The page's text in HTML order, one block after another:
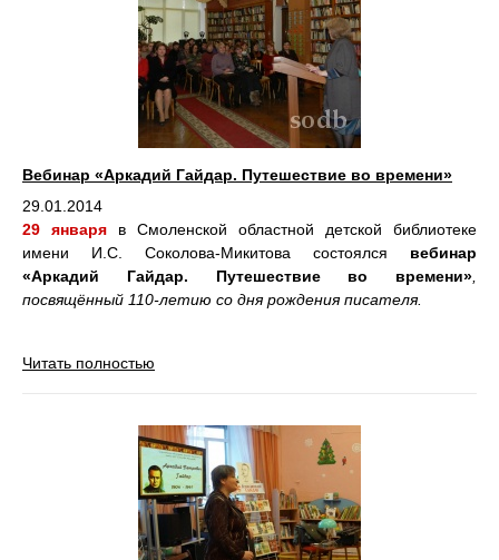
Вебинар «Аркадий Гайдар. Путешествие во времени»
29.01.2014
29 января в Смоленской областной детской библиотеке
имени И.С. Соколова-Микитова состоялся
вебинар
«Аркадий Гайдар. Путешествие во времени»
посвящённый 110-летию со дня рождения писателя.
Читать полностью